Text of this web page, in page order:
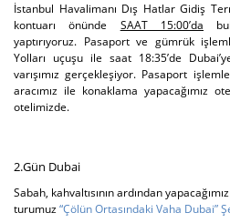
İstanbul Havalimanı Dış Hatlar Gidiş
kontuarı önünde SAAT 15:00’da
yaptırıyoruz. Pasaport ve gümrük
Yolları uçuşu ile saat 18:35’de
varışımız gerçekleşiyor. Pasaport
aracımız ile konaklama yapacağımız
otelimizde.
2.Gün Dubai
Sabah, kahvaltısının ardından
turumuz“Çölün Ortasındaki Vaha Dubai”